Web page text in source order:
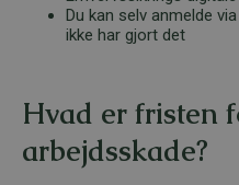
Du kan selv anmelde via
ikke har gjort det
Hvad er fristen
arbejdsskade?